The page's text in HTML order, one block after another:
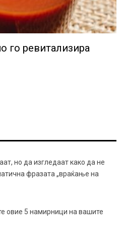
го ревитализира
но да изгледаат како да не
фразата „враќање на
овие 5 намирници на вашите